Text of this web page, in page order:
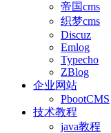
帝国cms
织梦cms
Discuz
Emlog
Typecho
ZBlog
企业网站
PbootCMS
技术教程
java教程